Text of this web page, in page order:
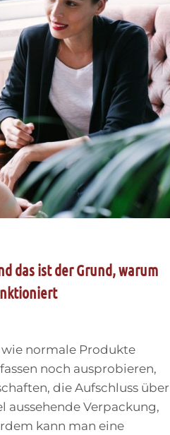
das ist der Grund, warum
normale Produkte
noch ausprobieren,
die Aufschluss über
aussehende Verpackung,
kann man eine